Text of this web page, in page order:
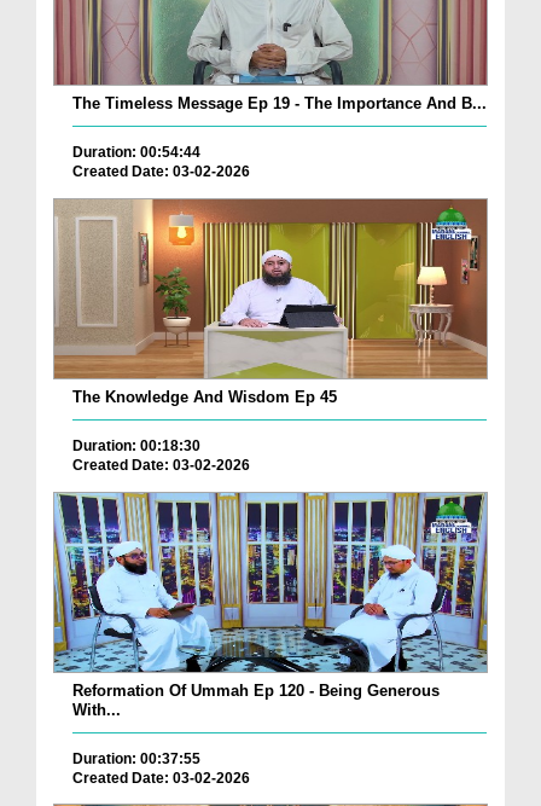
The Timeless Message Ep 19 - The Importance And B...
Duration: 00:54:44
Created Date: 03-02-2026
The Knowledge And Wisdom Ep 45
Duration: 00:18:30
Created Date: 03-02-2026
Reformation Of Ummah Ep 120 - Being Generous
With...
Duration: 00:37:55
Created Date: 03-02-2026